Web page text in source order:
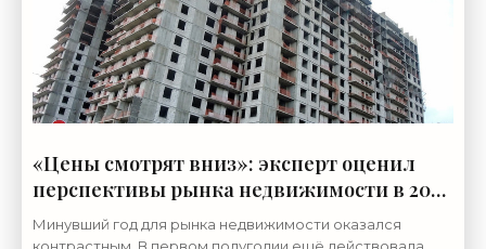
«Цены смотрят вниз»: эксперт оценил
перспективы рынка недвижимости в 2025
году - «Недвижимость»
Минувший год для рынка недвижимости оказался